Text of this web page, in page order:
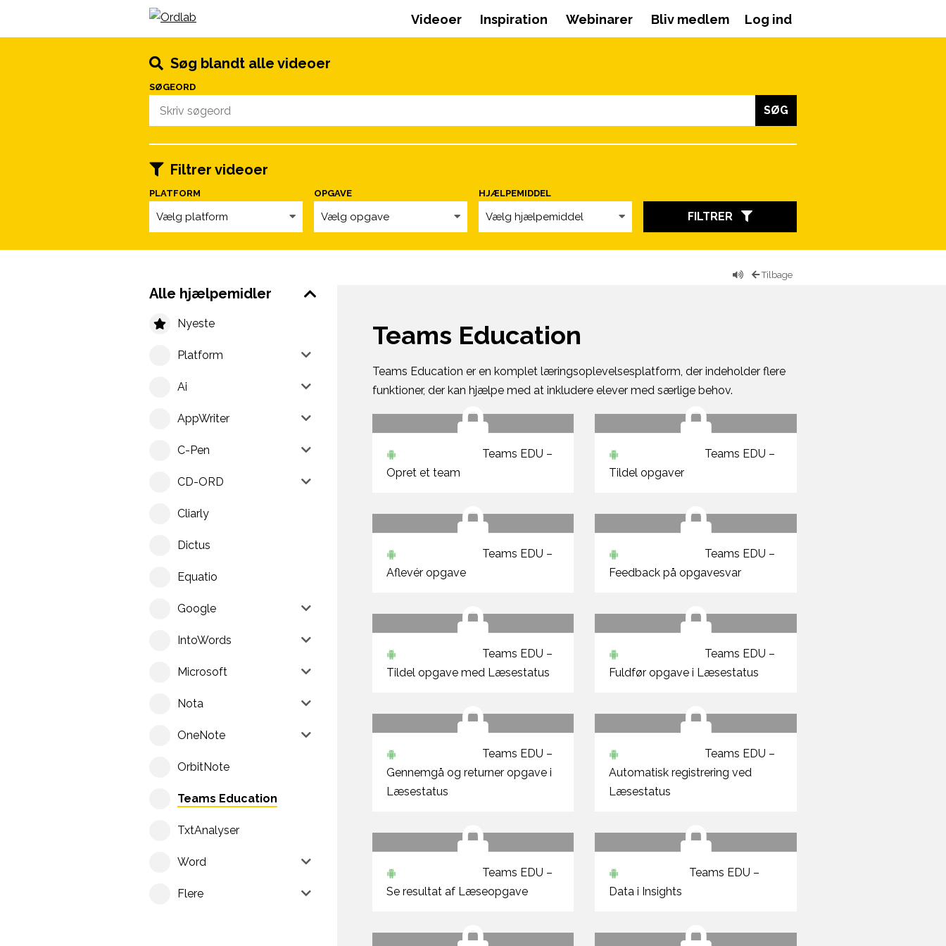
Spring til indhold Videoer Inspiration Webinarer Bliv medlem Log ind
Søg blandt alle videoer
SØGEORD
SØG
Filtrer videoer
PLATFORM
Vælg platform
OPGAVE
Vælg opgave
HJÆLPEMIDDEL
Vælg hjælpemiddel
Tilbage
Teams Education
Teams Education er en komplet læringsoplevelsesplatform, der indeholder flere
funktioner, der kan hjælpe med at inkludere elever med særlige behov.
Teams EDU –
Opret et team
Teams EDU –
Tildel opgaver
Teams EDU –
Aflevér opgave
Teams EDU –
Feedback på opgavesvar
Teams EDU –
Tildel opgave med Læsestatus
Teams EDU –
Fuldfør opgave i Læsestatus
Teams EDU –
Gennemgå og returner opgave i
Læsestatus
Teams EDU –
Automatisk registrering ved
Læsestatus
Teams EDU –
Se resultat af Læseopgave
Teams EDU –
Data i Insights
Alle hjælpemidler
Nyeste
Platform
Ai
AppWriter
C-Pen
CD-ORD
Cliarly
Dictus
Equatio
Google
IntoWords
Microsoft
Nota
OneNote
OrbitNote
Teams Education
TxtAnalyser
Word
Flere